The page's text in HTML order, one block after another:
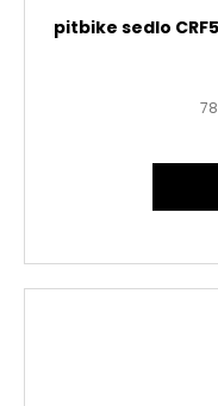
pitbike sedlo